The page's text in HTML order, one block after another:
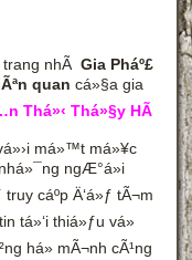
trang nhÃ Gia Pháº£
quan cá»§a gia
Thá»‹ Thá»§y HÃ
má»™t má»¥c
ngÆ°á»i
truy cáº­p Ä‘á»ƒ tÃ¬m
tá»‘i thiá»ƒu vá»
há» mÃ¬nh cÃ¹ng